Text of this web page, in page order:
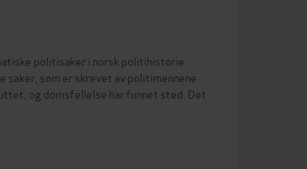
politisaker i norsk politihistorie.
saker, som er skrevet av politimennene
og domsfellelse har funnet sted. Det